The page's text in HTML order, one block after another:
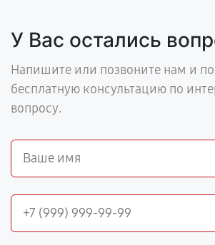
У Вас остались
Напишите или позвоните нам и
бесплатную консультацию по
вопросу.